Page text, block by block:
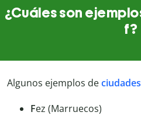
¿Cuáles son
f?
Algunos ejemplos de
Fez (Marruecos)